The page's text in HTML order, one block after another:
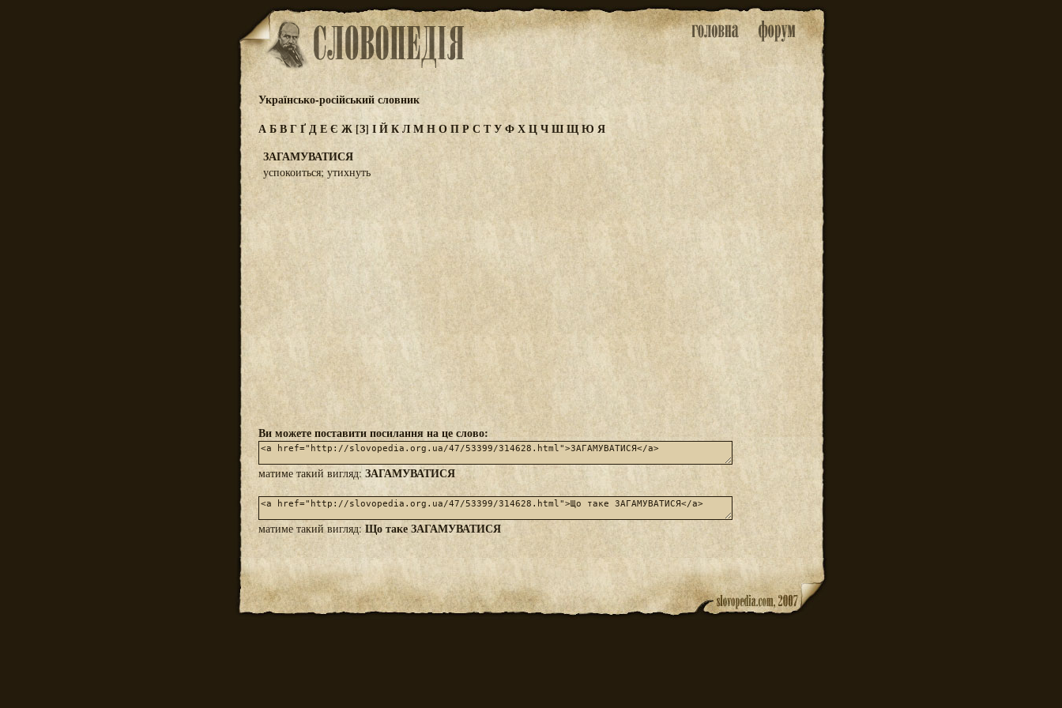
Українсько-російський словник
АБВГҐДЕЄ Ж[З] ІЙКЛМНОПРС ТУФХЦЧШЩЮ Я
ЗАГАМУВАТИСЯ
успокоиться; утихнуть
Ви можете поставити посилання на це слово:
матиме такий вигляд: ЗАГАМУВАТИСЯ
матиме такий вигляд:Що таке ЗАГАМУВАТИСЯ